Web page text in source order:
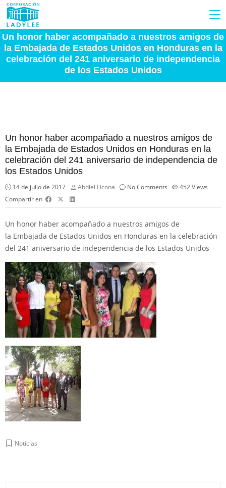
Un honor haber acompañado a nuestros amigos de
la Embajada de Estados Unidos en Honduras en la
celebración del 241 aniversario de independencia
de los Estados Unidos
Un honor haber acompañado a nuestros amigos de
la Embajada de Estados Unidos en Honduras en la
celebración del 241 aniversario de independencia de
los Estados Unidos
14 de julio de 2017 Abdiel Licona No Comments 452Views
Compartir en
Un honor haber acompañado a nuestros amigos de
la Embajada de Estados Unidos en Honduras en la celebración
del 241 aniversario de independencia de los Estados Unidos
Noticias